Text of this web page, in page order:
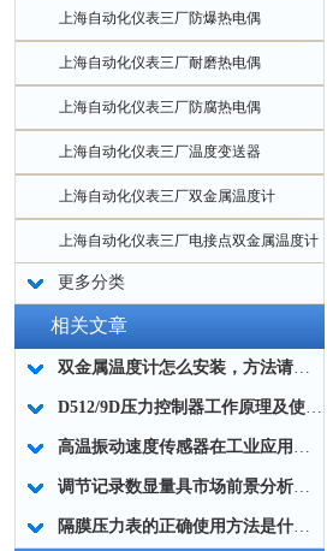
上海自动化仪表三厂防爆热电偶
上海自动化仪表三厂耐磨热电偶
上海自动化仪表三厂防腐热电偶
上海自动化仪表三厂温度变送器
上海自动化仪表三厂双金属温度计
上海自动化仪表三厂电接点双金属温度计
更多分类
相关文章
双金属温度计怎么安装，方法请看这里
D512/9D压力控制器工作原理及使用选型
高温振动速度传感器在工业应用中的注意事项
调节记录数显量具市场前景分析和定义
隔膜压力表的正确使用方法是什么呢？小编带你认识